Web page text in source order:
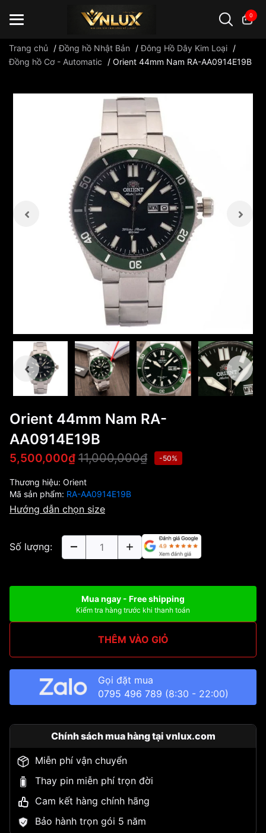
0
Trang chủ /Đồng hồ Nhật Bản /Đông Hồ Dây Kim Loại /
Đồng hồ Cơ - Automatic
/ Orient 44mm Nam RA-AA0914E19B
Orient 44mm Nam RA-
AA0914E19B
5,500,000₫ 11,000,000₫ -50%
Thương hiệu: Orient
Mã sản phẩm: RA-AA0914E19B
Hướng dẫn chọn size
Số lượng:
Mua ngay - Free shipping
Kiểm tra hàng trước khi thanh toán
THÊM VÀO GIỎ
Gọi đặt mua
0795 496 789 (8:30 - 22:00)
Chính sách mua hàng tại vnlux.com
Miễn phí vận chuyển
Thay pin miễn phí trọn đời
Cam kết hàng chính hãng
Bảo hành trọn gói 5 năm